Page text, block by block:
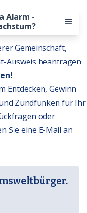
Alarm -
Gemeinschaft,
Ausweis beantragen
Entdecken, Gewinn
Zündfunken für Ihr
oder
Sie eine E-Mail an